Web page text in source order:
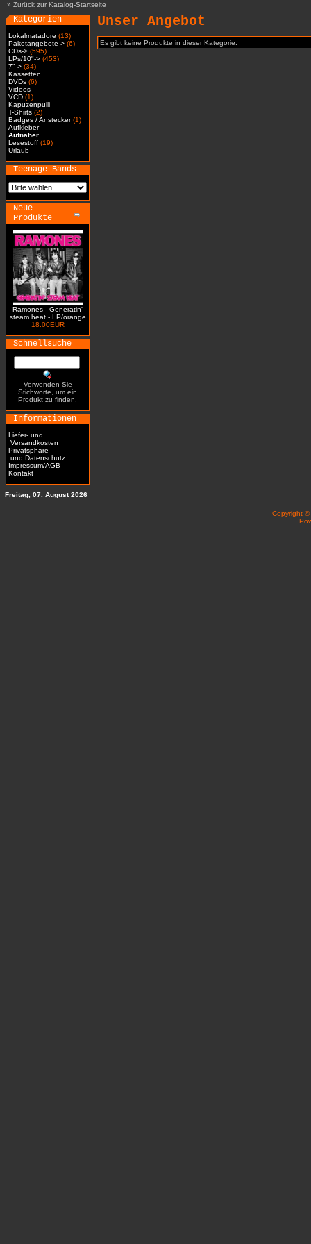
» Zurück zur Katalog-Startseite
Kategorien
Lokalmatadore (13)
Paketangebote-> (6)
CDs-> (595)
LPs/10"-> (453)
7"-> (34)
Kassetten
DVDs (6)
Videos
VCD (1)
Kapuzenpulli
T-Shirts (2)
Badges / Anstecker(1)
Aufkleber
Aufnäher
Lesestoff (19)
Urlaub
Teenage Bands
Neue
Produkte
Ramones - Generatin'
steam heat - LP/orange
18.00EUR
Schnellsuche
Verwenden Sie
Stichworte, um ein
Produkt zu finden.
Informationen
Liefer- und
Versandkosten
Privatsphäre
und Datenschutz
Impressum/AGB
Kontakt
Unser Angebot
Es gibt keine Produkte in dieser Kategorie.
Freitag, 07. August 2026
Copyright